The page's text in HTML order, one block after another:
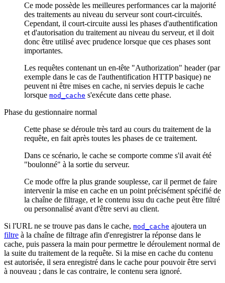
Ce mode possède les meilleures performances car la majorité
des traitements au niveau du serveur sont court-circuités.
Cependant, il court-circuite aussi les phases d'authentification
et d'autorisation du traitement au niveau du serveur, et il doit
donc être utilisé avec prudence lorsque que ces phases sont
importantes.
Les requêtes contenant un en-tête "Authorization" header (par
exemple dans le cas de l'authentification HTTP basique) ne
peuvent ni être mises en cache, ni servies depuis le cache
lorsque mod_cache s'exécute dans cette phase.
Phase du gestionnaire normal
Cette phase se déroule très tard au cours du traitement de la
requête, en fait après toutes les phases de ce traitement.
Dans ce scénario, le cache se comporte comme s'il avait été
"boulonné" à la sortie du serveur.
Ce mode offre la plus grande souplesse, car il permet de faire
intervenir la mise en cache en un point précisément spécifié de
la chaîne de filtrage, et le contenu issu du cache peut être filtré
ou personnalisé avant d'être servi au client.
Si l'URL ne se trouve pas dans le cache, mod_cache ajoutera un
filtre à la chaîne de filtrage afin d'enregistrer la réponse dans le
cache, puis passera la main pour permettre le déroulement normal de
la suite du traitement de la requête. Si la mise en cache du contenu
est autorisée, il sera enregistré dans le cache pour pouvoir être servi
à nouveau ; dans le cas contraire, le contenu sera ignoré.